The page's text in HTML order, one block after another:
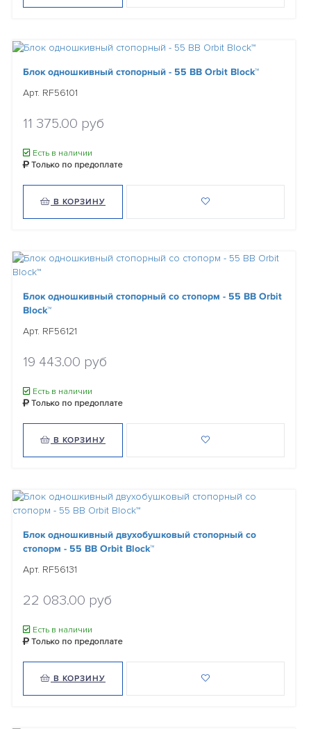
Блок одношкивный стопорный - 55 BB Orbit Block™
Арт. RF56101
11 375.00 руб
Есть в наличии
Только по предоплате
В КОРЗИНУ
Блок одношкивный стопорный со стопорм - 55 BB Orbit
Block™
Арт. RF56121
19 443.00 руб
Есть в наличии
Только по предоплате
В КОРЗИНУ
Блок одношкивный двухобушковый стопорный со
стопорм - 55 BB Orbit Block™
Арт. RF56131
22 083.00 руб
Есть в наличии
Только по предоплате
В КОРЗИНУ